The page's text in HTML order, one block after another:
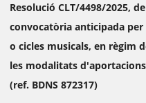
Resolució CLT/4498/2025,
convocatòria anticipada
o cicles musicals, en règim
les modalitats
(ref. BDNS 872317)